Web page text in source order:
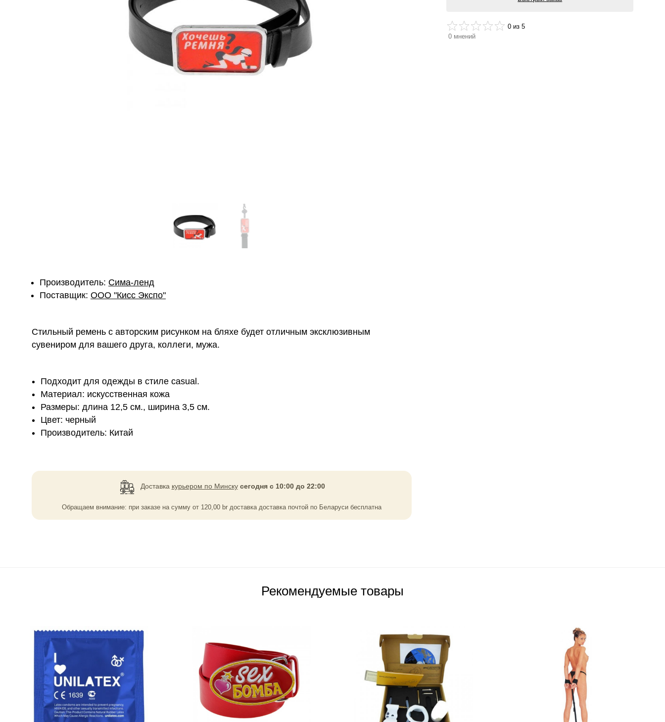
0 из 5
0 мнений
Производитель: Сима-ленд
Поставщик: ОOО "Кисс Экспо"
Стильный ремень с авторским рисунком на бляхе будет отличным эксклюзивным
сувениром для вашего друга, коллеги, мужа.
Подходит для одежды в стиле casual. ​
Материал: искусственная кожа
Размеры: длина 12,5 см., ширина 3,5 см.
Цвет: черный
Производитель: Китай
Доставка курьером по Минску сегодня с 10:00 до 22:00
Обращаем внимание: при заказе на сумму от 120,00 br доставка доставка почтой по Беларуси бесплатна
Рекомендуемые товары